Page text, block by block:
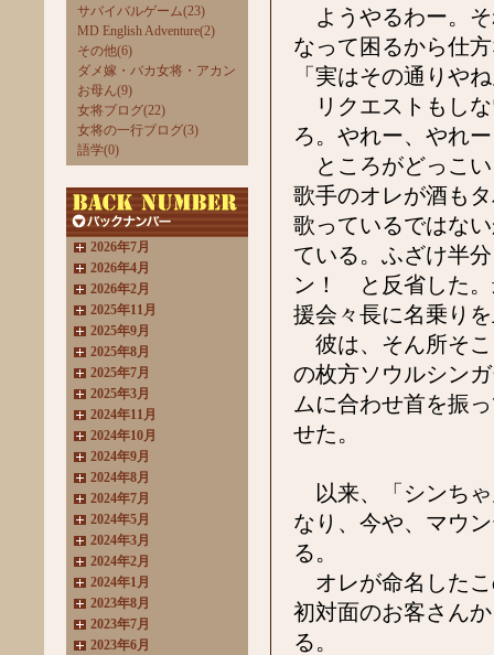
サバイバルゲーム(23)
MD English Adventure(2)
その他(6)
ダメ嫁・バカ女将・アカン
お母ん(9)
女将ブログ(22)
女将の一行ブログ(3)
語学(0)
2026年7月
2026年4月
2026年2月
2025年11月
2025年9月
2025年8月
2025年7月
2025年3月
2024年11月
2024年10月
2024年9月
2024年8月
2024年7月
2024年5月
2024年3月
2024年2月
2024年1月
2023年8月
2023年7月
2023年6月
ようやるわー。そ
なって困るから仕
「実はその通りや
リクエストもしな
ろ。やれー、やれ
ところがどっこい
歌手のオレが酒も
歌っているではな
ている。ふざけ半
ン！ と反省した。
援会々長に名乗り
彼は、そん所そこ
の枚方ソウルシン
ムに合わせ首を振
せた。
以来、「シンちゃ
なり、今や、マウ
る。
オレが命名したこ
初対面のお客さん
る。